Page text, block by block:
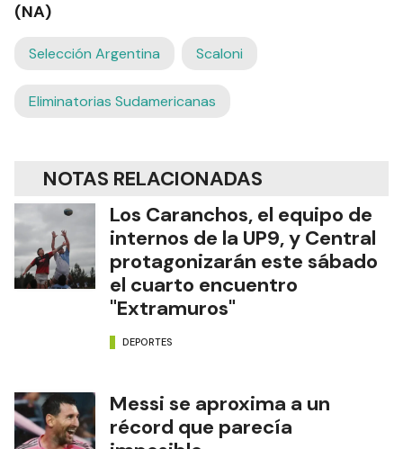
(NA)
Selección Argentina Scaloni
Eliminatorias Sudamericanas
NOTAS RELACIONADAS
Los Caranchos, el equipo de
internos de la UP9, y Central
protagonizarán este sábado
el cuarto encuentro
"Extramuros"
DEPORTES
Messi se aproxima a un
récord que parecía